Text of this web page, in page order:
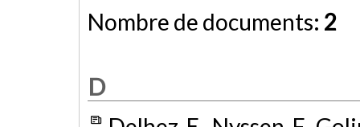
Nombre de documents: 2
D